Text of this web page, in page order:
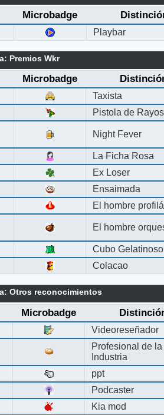
Microbadge
Playbar
Premios Wkr
Microbadge
Taxista
Pistola de Rayos
Night Fever
La Ficha Rosa
Ex Loser
Ensaimada
El hombre
El hombre
Cubo Gelatinoso
Colacao
Otros reconocimientos
Microbadge
Videoreseñador
Profesional de la
Industria
ppt
Podcaster
Kia mod